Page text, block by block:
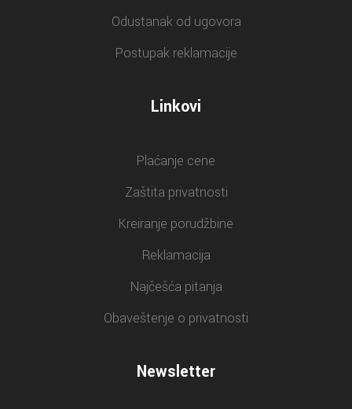
Odustanak od ugovora
Postupak reklamacije
Linkovi
Plaćanje cene
Zaštita privatnosti
Kreiranje porudžbine
Reklamacija
Najčešća pitanja
Obaveštenje o privatnosti
Newsletter